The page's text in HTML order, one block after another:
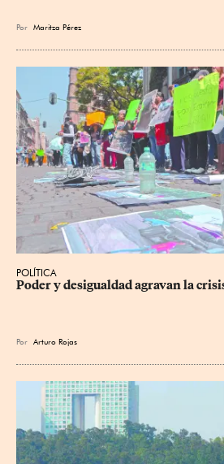
Por Maritza Pérez
POLÍTICA
Poder y desigualdad agravan la
Por Arturo Rojas